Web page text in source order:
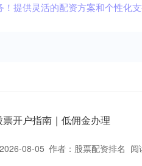
提供灵活的配资方案和个性化
开户指南｜低佣金办理
08-05 作者：股票配资排名 阅